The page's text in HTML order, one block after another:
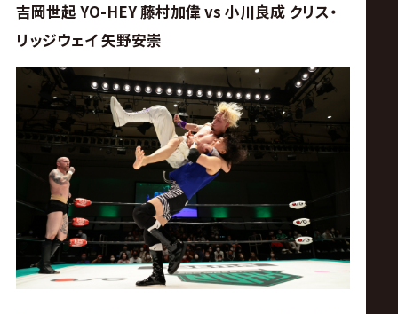
吉岡世起 YO-HEY 藤村加偉 vs 小川良成 クリス・
リッジウェイ 矢野安崇